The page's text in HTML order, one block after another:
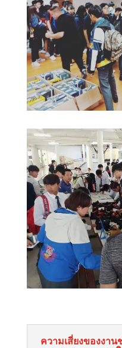
ความเสี่ยงของงาน